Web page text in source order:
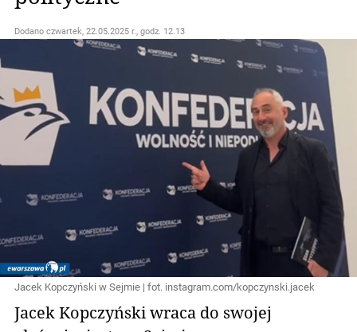
Dodano czwartek, 22.05.2025 r., godz. 12.13
Jacek Kopczyński w Sejmie | fot. instagram.com/kopczynski.jacek
Jacek Kopczyński wraca do swojej